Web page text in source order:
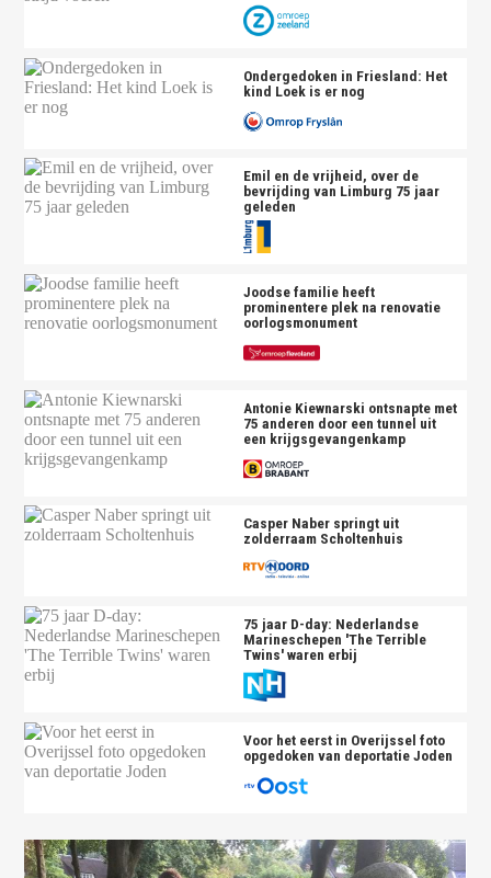
Ondergedoken in Friesland: Het
kind Loek is er nog
Emil en de vrijheid, over de
bevrijding van Limburg 75 jaar
geleden
Joodse familie heeft
prominentere plek na renovatie
oorlogsmonument
Antonie Kiewnarski ontsnapte met
75 anderen door een tunnel uit
een krijgsgevangenkamp
Casper Naber springt uit
zolderraam Scholtenhuis
75 jaar D-day: Nederlandse
Marineschepen 'The Terrible
Twins' waren erbij
Voor het eerst in Overijssel foto
opgedoken van deportatie Joden